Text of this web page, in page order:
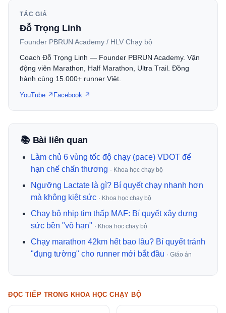
TÁC GIẢ
Đỗ Trọng Linh
Founder PBRUN Academy / HLV Chạy bộ
Coach Đỗ Trọng Linh — Founder PBRUN Academy. Vận
động viên Marathon, Half Marathon, Ultra Trail. Đồng
hành cùng 15.000+ runner Việt.
YouTube ↗ Facebook ↗
📚 Bài liên quan
Làm chủ 6 vùng tốc độ chạy (pace) VDOT để
hạn chế chấn thương · Khoa học chạy bộ
Ngưỡng Lactate là gì? Bí quyết chạy nhanh hơn
mà không kiệt sức · Khoa học chạy bộ
Chạy bộ nhịp tim thấp MAF: Bí quyết xây dựng
sức bền "vô hạn" · Khoa học chạy bộ
Chạy marathon 42km hết bao lâu? Bí quyết tránh
"đụng tường" cho runner mới bắt đầu · Giáo án
ĐỌC TIẾP TRONG KHOA HỌC CHẠY BỘ